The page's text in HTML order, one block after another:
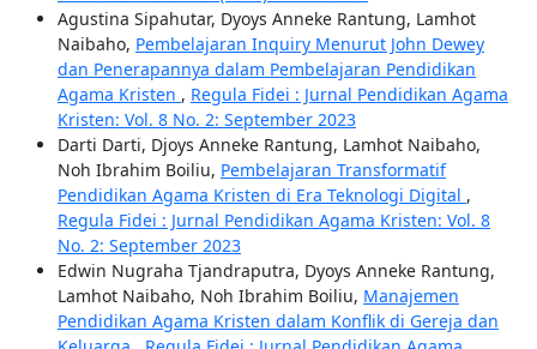
Agustina Sipahutar, Dyoys Anneke Rantung, Lamhot
Naibaho, Pembelajaran Inquiry Menurut John Dewey
dan Penerapannya dalam Pembelajaran Pendidikan
Agama Kristen , Regula Fidei : Jurnal Pendidikan Agama
Kristen: Vol. 8 No. 2: September 2023
Darti Darti, Djoys Anneke Rantung, Lamhot Naibaho,
Noh Ibrahim Boiliu, Pembelajaran Transformatif
Pendidikan Agama Kristen di Era Teknologi Digital ,
Regula Fidei : Jurnal Pendidikan Agama Kristen: Vol. 8
No. 2: September 2023
Edwin Nugraha Tjandraputra, Dyoys Anneke Rantung,
Lamhot Naibaho, Noh Ibrahim Boiliu, Manajemen
Pendidikan Agama Kristen dalam Konflik di Gereja dan